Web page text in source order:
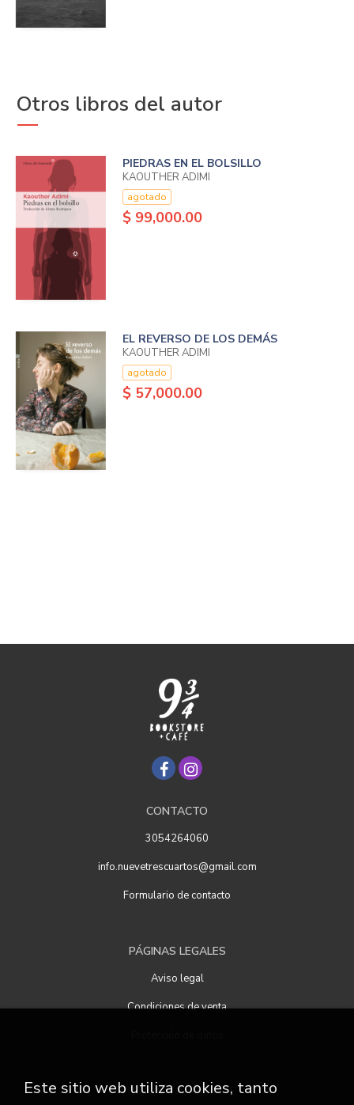
Otros libros del autor
PIEDRAS EN EL BOLSILLO
KAOUTHER ADIMI
agotado
$ 99,000.00
EL REVERSO DE LOS DEMÁS
KAOUTHER ADIMI
agotado
$ 57,000.00
CONTACTO
3054264060
info.nuevetrescuartos@gmail.com
Formulario de contacto
PÁGINAS LEGALES
Aviso legal
Condiciones de venta
ATENCIÓN AL CLIENTE
Este sitio web utiliza cookies, tanto